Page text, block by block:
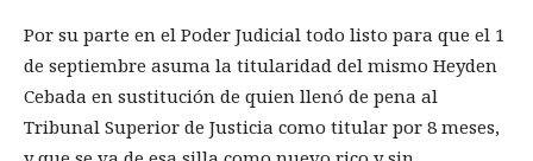
Por su parte en el Poder Judicial todo listo para que el 1
de septiembre asuma la titularidad del mismo Heyden
Cebada en sustitución de quien llenó de pena al
Tribunal Superior de Justicia como titular por 8 meses,